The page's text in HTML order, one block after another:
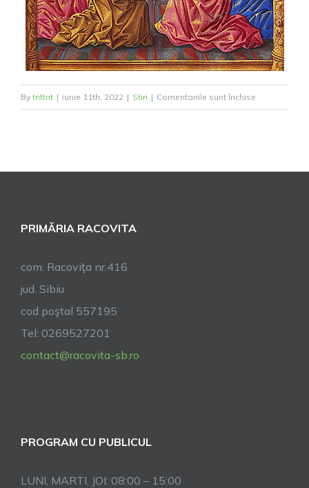
By tnttnt | iunie 11th, 2022 | Stiri | Comentariile sunt închise
Sărbătoarea
PRIMĂRIA RACOVITA
com. Racoviţa nr.416
jud. Sibiu
cod poştal 557195
Tel: 0269527201
contact@racovita-sb.ro
PROGRAM CU PUBLICUL
LUNI, MARTI, JOI: 08:00 – 15:00